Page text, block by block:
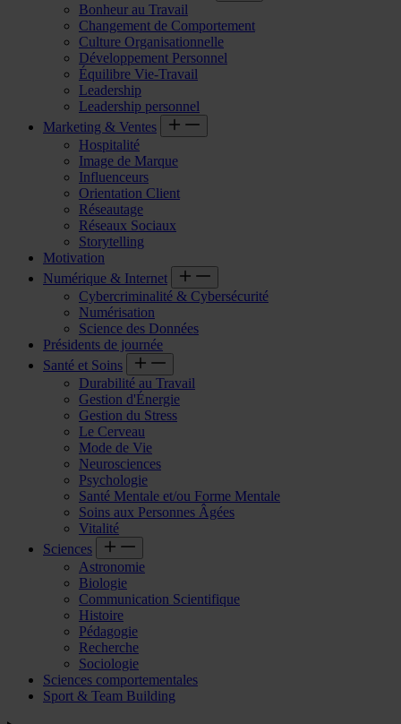
Bonheur au Travail
Changement de Comportement
Culture Organisationnelle
Développement Personnel
Équilibre Vie-Travail
Leadership
Leadership personnel
Marketing & Ventes
Hospitalité
Image de Marque
Influenceurs
Orientation Client
Réseautage
Réseaux Sociaux
Storytelling
Motivation
Numérique & Internet
Cybercriminalité & Cybersécurité
Numérisation
Science des Données
Présidents de journée
Santé et Soins
Durabilité au Travail
Gestion d'Énergie
Gestion du Stress
Le Cerveau
Mode de Vie
Neurosciences
Psychologie
Santé Mentale et/ou Forme Mentale
Soins aux Personnes Âgées
Vitalité
Sciences
Astronomie
Biologie
Communication Scientifique
Histoire
Pédagogie
Recherche
Sociologie
Sciences comportementales
Sport & Team Building